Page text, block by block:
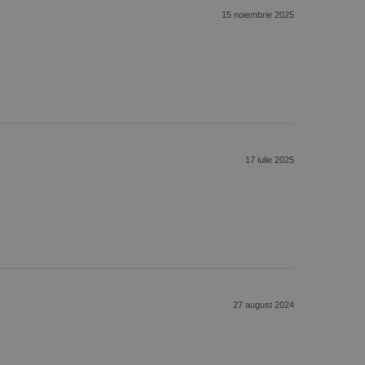
15 noiembrie 2025
17 iulie 2025
27 august 2024